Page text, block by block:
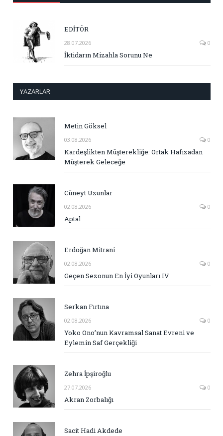
EDİTÖR
28.07.2026 0
İktidarın Mizahla Sorunu Ne
YAZARLAR
Metin Göksel
03.08.2026 0
Kardeşlikten Müşterekliğe: Ortak Hafızadan
Müşterek Geleceğe
Cüneyt Uzunlar
02.08.2026 0
Aptal
Erdoğan Mitrani
02.08.2026 0
Geçen Sezonun En İyi Oyunları IV
Serkan Fırtına
02.08.2026 0
Yoko Ono’nun Kavramsal Sanat Evreni ve
Eylemin Saf Gerçekliği
Zehra İpşiroğlu
27.07.2026 0
Akran Zorbalığı
Sacit Hadi Akdede